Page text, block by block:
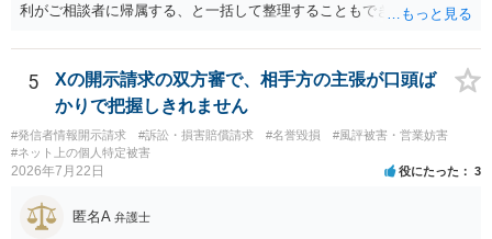
利がご相談者に帰属する、と一括して整理することもできません。 ご
身が著作権者です。 他方、ブランド名、文字主体のロゴ、商品情報、
短いキャッチコピー、販売コンセプトなどは、通常、著作物には当た
りません。ただし、ロゴに独自の図形やイラスト等が含まれる場合に
は、その表現部分が著作物となる可能性があります。 また、人物写真
の著作権は撮影者に、肖像に関する権利は被写体本人に帰属します
（著作権法2条・17条）。 ウェブサイト全体に当然に著作権が生じる
等は別として、一般的なレイアウトや配色、依頼者から提供された素
材を希望に沿って配置した部分には、通常、著作物性は認められにく
5
Xの開示請求の双方審で、相手方の主張が口頭ば
かりで把握しきれません
#発信者情報開示請求 #訴訟・損害賠償請求 #名誉毀損
#風評被害・営業妨害
#ネット上の個人特定被害
2026年7月22日 役にたった 3
匿名A 弁護士